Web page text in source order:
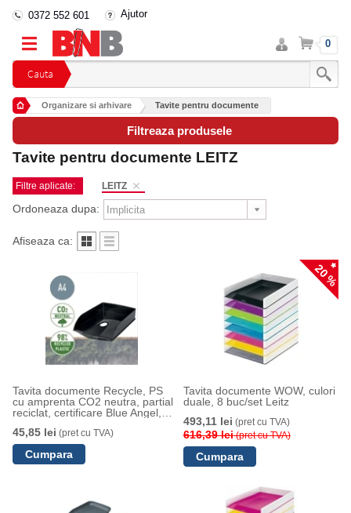
Cauta
0372 552 601 Ajutor
Intra
in
cont
Cos 0
Organizare si arhivare Tavite pentru documente
Filtreaza produsele
Tavite pentru documente LEITZ
Filtre aplicate: LEITZ
Ordoneaza dupa:
Afiseaza ca:
Tavita documente Recycle, PS
cu amprenta CO2 neutra, partial
reciclat, certificare Blue Angel,
45,85 lei (pret cu TVA)
20 %
Tavita documente WOW, culori
duale, 8 buc/set Leitz
493,11 lei (pret cu TVA)
616,39 lei(pret cu TVA)